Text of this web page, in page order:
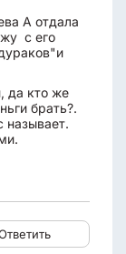
А отдала
с его
да кто же
брать?.
называет.